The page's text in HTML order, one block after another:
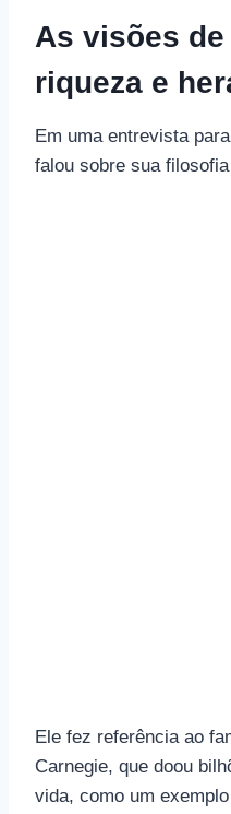
As visões
riqueza e
Em uma entrevista
falou sobre sua
Ele fez referência ao
Carnegie, que doou
vida, como um